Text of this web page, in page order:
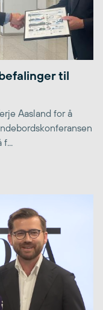
til
Aasland for å
f...